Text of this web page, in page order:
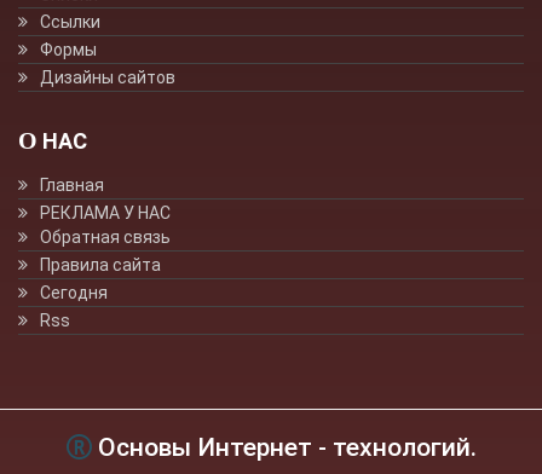
Ссылки
Формы
Дизайны сайтов
О НАС
Главная
РЕКЛАМА У НАС
Обратная связь
Правила сайта
Сегодня
Rss
Основы Интернет - технологий.